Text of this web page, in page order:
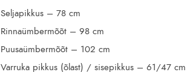
Seljapikkus – 78 cm
Rinnaümbermõõt – 98 cm
Puusaümbermõõt – 102 cm
Varruka pikkus (õlast) / sisepikkus – 61/47 cm